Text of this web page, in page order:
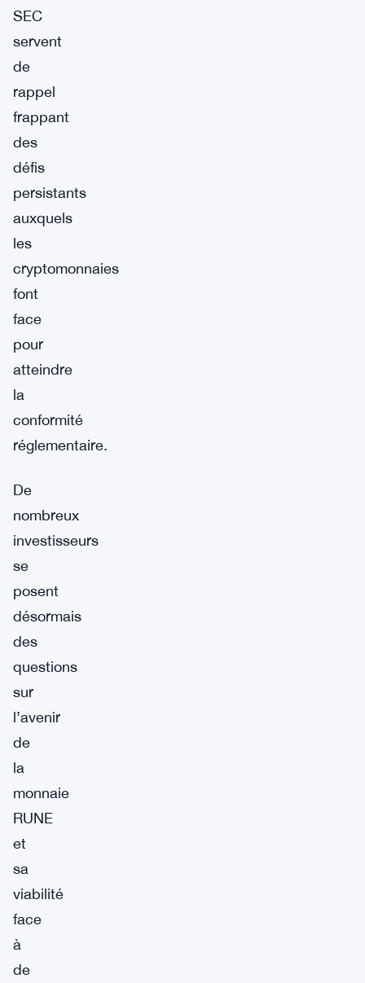
SEC
servent
de
rappel
frappant
des
défis
persistants
auxquels
les
cryptomonnaies
font
face
pour
atteindre
la
conformité
réglementaire.
De
nombreux
investisseurs
se
posent
désormais
des
questions
sur
l’avenir
de
la
monnaie
RUNE
et
sa
viabilité
face
à
de